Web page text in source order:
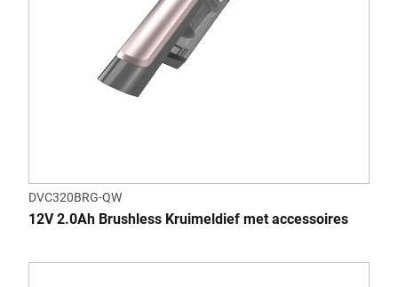
DVC320BRG-QW
12V 2.0Ah Brushless Kruimeldief met accessoires